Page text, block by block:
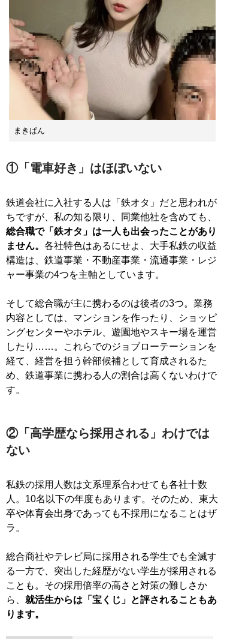
まきぱん
①「電車好き」はほぼいない
鉄道会社に入社する人は「鉄オタ」だと思われが
ちですが、私の知る限り、同業他社を含めても、
総合職で「鉄オタ」は一人も出会ったことがあり
ません。 各社特色はあるにせよ、大手私鉄の収益
構造は、鉄道事業・不動産事業・流通事業・レジ
ャー事業の4つを主軸としています。
そして総合職が主に携わるのは後者の3つ。業務
内容としては、マンションを作ったり、ショッピ
ングセンターやホテル、遊園地やスキー場を運営
したり……。これらでのジョブローテーションを
経て、経営を担う幹部候補として育成されるた
め、鉄道事業に携わる人の割合は高くないわけで
す。
②「高学歴なら採用される」わけでは
ない
私鉄の採用人数は文系理系合わせても各社十数
人。10名以下の年度もあります。そのため、東大
卒や体育会出身であっても不採用になることはザ
ラ。
総合商社やテレビ局に採用される学生でも全滅す
る一方で、突出した経歴がない学生が採用される
ことも。その採用倍率の高さと対策の難しさか
ら、 就活生からは「宝くじ」と評されることもあ
ります。